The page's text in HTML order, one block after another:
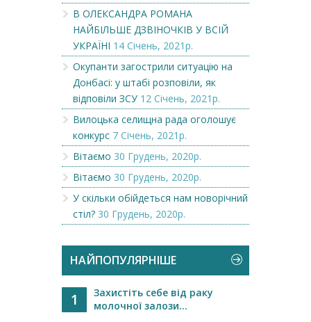
В ОЛЕКСАНДРА РОМАНА
НАЙБІЛЬШЕ ДЗВІНОЧКІВ У ВСІЙ
УКРАЇНІ 14 Січень, 2021р.
Окупанти загострили ситуацію на
Донбасі: у штабі розповіли, як
відповіли ЗСУ 12 Січень, 2021р.
Вилоцька селищна рада оголошує
конкурс 7 Січень, 2021р.
Вітаємо 30 Грудень, 2020р.
Вітаємо 30 Грудень, 2020р.
У скільки обійдеться нам новорічний
стіл? 30 Грудень, 2020р.
НАЙПОПУЛЯРНІШЕ
1
Захистіть себе від раку
молочної залози...